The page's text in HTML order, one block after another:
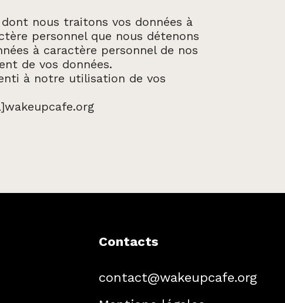
nous traitons vos données à
personnel que nous détenons
à caractère personnel de nos
de vos données.
à notre utilisation de vos
Contacts
contact@wakeupcafe.org